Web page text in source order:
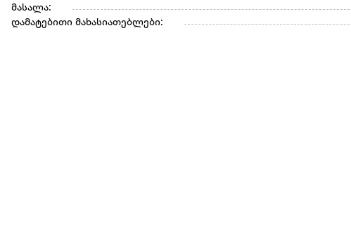
მასალა:
დამატებითი მახასიათებლები: